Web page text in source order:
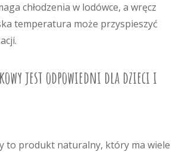
chłodzenia w lodówce, a wręcz
temperatura może przyspieszyć
jest odpowiedni dla dzieci i
to produkt naturalny, który ma wiele